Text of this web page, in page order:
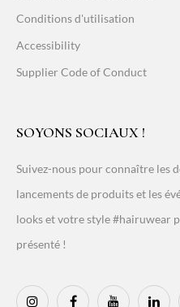
Conditions d'utilisation
Accessibility
Supplier Code of Conduct
SOYONS SOCIAUX !
Suivez-nous pour connaître les
lancements de produits et les
looks et votre style #hairuwear
présenté !